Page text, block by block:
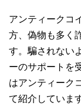
アンティークコ
方、偽物も多く
す。騙されない
ーのサポートを
はアンティーク
て紹介していま